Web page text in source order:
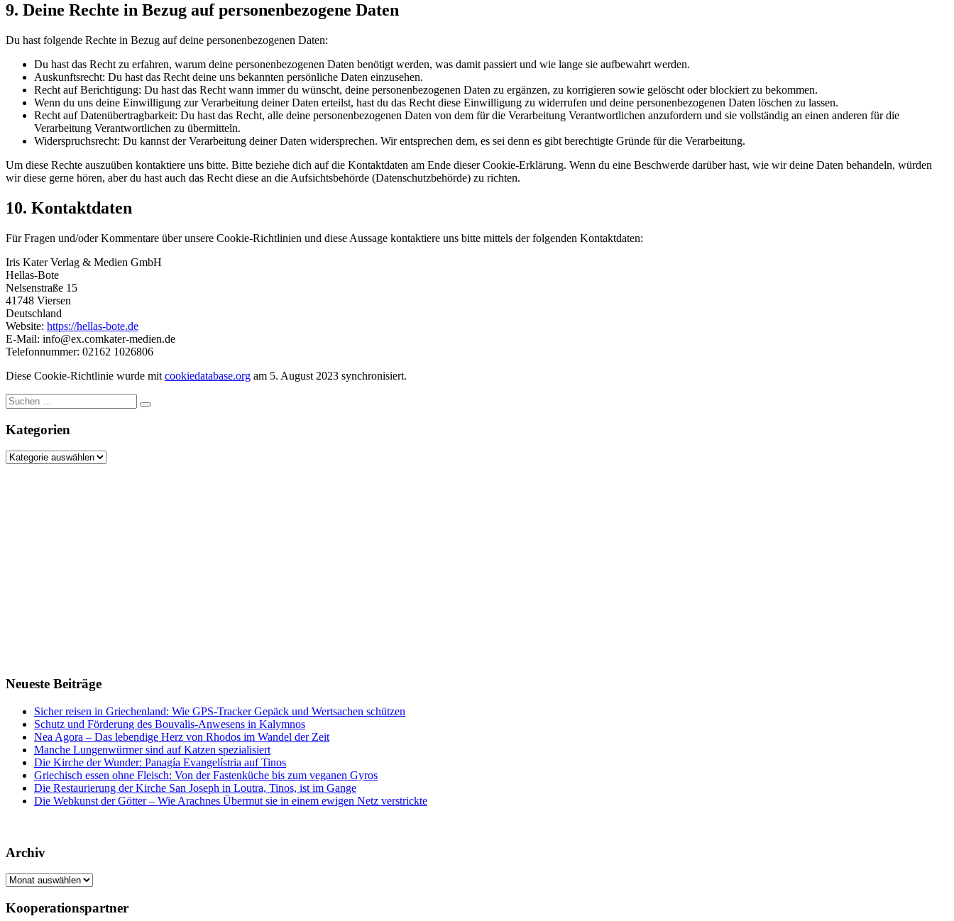
9. Deine Rechte in Bezug auf personenbezogene Daten
Du hast folgende Rechte in Bezug auf deine personenbezogenen Daten:
Du hast das Recht zu erfahren, warum deine personenbezogenen Daten benötigt werden, was damit passiert und wie lange sie aufbewahrt werden.
Auskunftsrecht: Du hast das Recht deine uns bekannten persönliche Daten einzusehen.
Recht auf Berichtigung: Du hast das Recht wann immer du wünscht, deine personenbezogenen Daten zu ergänzen, zu korrigieren sowie gelöscht oder blockiert zu bekommen.
Wenn du uns deine Einwilligung zur Verarbeitung deiner Daten erteilst, hast du das Recht diese Einwilligung zu widerrufen und deine personenbezogenen Daten löschen zu lassen.
Recht auf Datenübertragbarkeit: Du hast das Recht, alle deine personenbezogenen Daten von dem für die Verarbeitung Verantwortlichen anzufordern und sie vollständig an einen anderen für die
Verarbeitung Verantwortlichen zu übermitteln.
Widerspruchsrecht: Du kannst der Verarbeitung deiner Daten widersprechen. Wir entsprechen dem, es sei denn es gibt berechtigte Gründe für die Verarbeitung.
Um diese Rechte auszuüben kontaktiere uns bitte. Bitte beziehe dich auf die Kontaktdaten am Ende dieser Cookie-Erklärung. Wenn du eine Beschwerde darüber hast, wie wir deine Daten behandeln, würden
wir diese gerne hören, aber du hast auch das Recht diese an die Aufsichtsbehörde (Datenschutzbehörde) zu richten.
10. Kontaktdaten
Für Fragen und/oder Kommentare über unsere Cookie-Richtlinien und diese Aussage kontaktiere uns bitte mittels der folgenden Kontaktdaten:
Iris Kater Verlag & Medien GmbH
Hellas-Bote
Nelsenstraße 15
41748 Viersen
Deutschland
Website: https://hellas-bote.de
E-Mail: info@ex.comkater-medien.de
Telefonnummer: 02162 1026806
Diese Cookie-Richtlinie wurde mit cookiedatabase.org am 5. August 2023 synchronisiert.
Suche
nach:
Kategorien
Kategorien
Neueste Beiträge
Sicher reisen in Griechenland: Wie GPS-Tracker Gepäck und Wertsachen schützen
Schutz und Förderung des Bouvalis-Anwesens in Kalymnos
Nea Agora – Das lebendige Herz von Rhodos im Wandel der Zeit
Manche Lungenwürmer sind auf Katzen spezialisiert
Die Kirche der Wunder: Panagía Evangelístria auf Tinos
Griechisch essen ohne Fleisch: Von der Fastenküche bis zum veganen Gyros
Die Restaurierung der Kirche San Joseph in Loutra, Tinos, ist im Gange
Die Webkunst der Götter – Wie Arachnes Übermut sie in einem ewigen Netz verstrickte
Archiv
Archiv
Kooperationspartner